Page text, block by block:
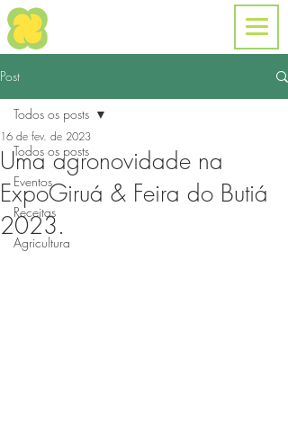
Post
Todos os posts
Eventos
Receitas
Agricultura
Todos os posts
Uma agronovidade na
ExpoGiruá & Feira do Butiá
2023.
16 de fev. de 2023